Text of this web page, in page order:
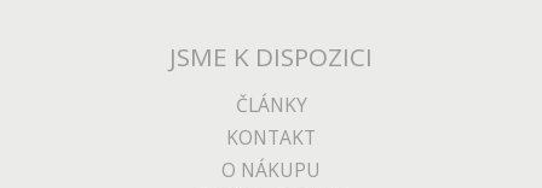
JSME K DISPOZICI
ČLÁNKY
KONTAKT
O NÁKUPU